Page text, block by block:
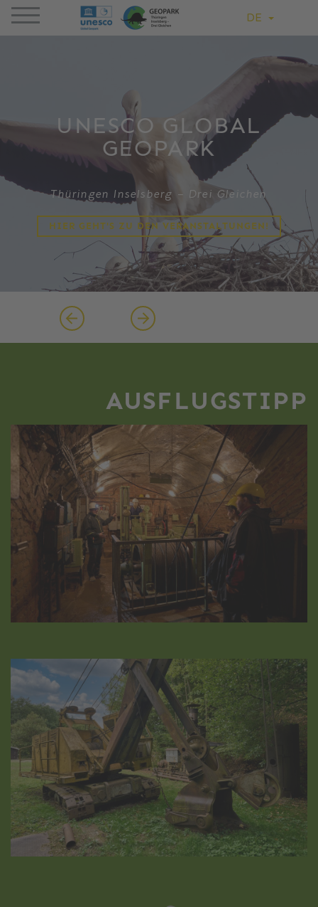
DE
UNESCO GLOBAL
GEOPARK
Thüringen Inselsberg – Drei Gleichen
HIER GEHT'S ZU DEN VERANSTALTUNGEN!
AUSFLUGSTIPP